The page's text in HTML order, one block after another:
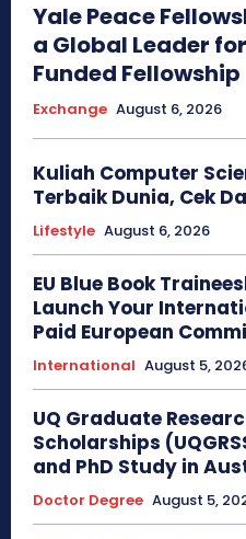
Yale Peace
a Global Leader
Funded Fellowship
Exchange August 6, 2026
Kuliah Computer
Terbaik Dunia, Cek
Lifestyle August 6, 2026
EU Blue Book
Launch Your
Paid European
International August 5,
UQ Graduate
Scholarships
and PhD Study in
Doctor Degree August 5,